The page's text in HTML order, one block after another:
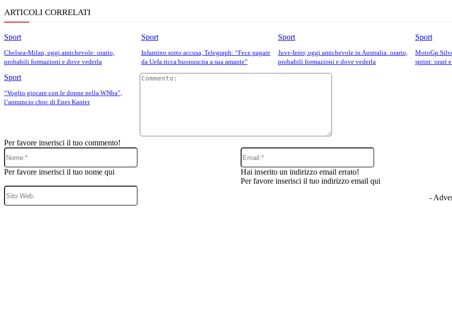
ARTICOLI CORRELATI
Sport
Chelsea-Milan, oggi amichevole: orario,
probabili formazioni e dove vederla
Sport
Infantino sotto accusa, Telegraph: “Fece pagare
da Uefa ricca buonuscita a sua amante”
Sport
Juve-Inter, oggi amichevole in Australia: orario,
probabili formazioni e dove vederla
Sport
MotoGp
sprint: orari
Sport
“Voglio giocare con le donne nella WNba”,
l’annuncio choc di Enes Kanter
Commento:
Per favore inserisci il tuo commento!
Nome:*
Per favore inserisci il tuo nome qui
Email:*
Hai inserito un indirizzo email errato!
Per favore inserisci il tuo indirizzo email qui
Sito
-